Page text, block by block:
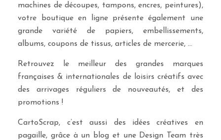
machines de découpes, tampons, encres, peintures),
votre boutique en ligne présente également une
grande variété de papiers, embellissements,
albums, coupons de tissus, articles de mercerie, …
Retrouvez le meilleur des grandes marques
françaises & internationales de loisirs créatifs avec
des arrivages réguliers de nouveautés, et des
promotions !
CartoScrap, c’est aussi des idées créatives en
pagaille, grâce à un blog et une Design Team très